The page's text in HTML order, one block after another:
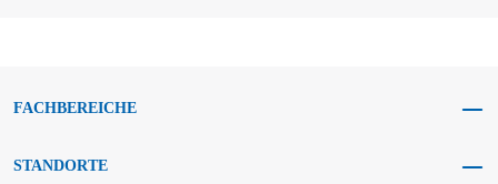
FACHBEREICHE
STANDORTE